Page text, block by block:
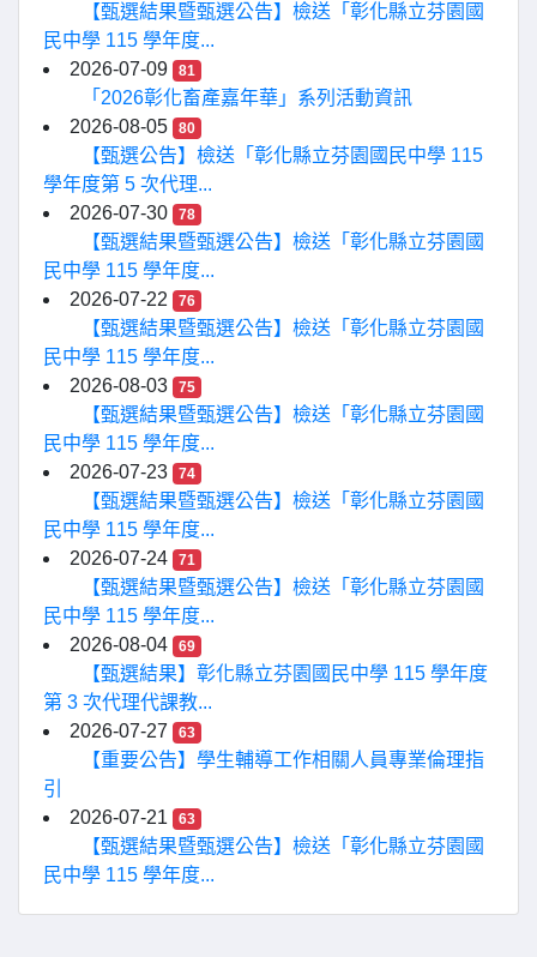
【甄選結果暨甄選公告】檢送「彰化縣立芬園國
民中學 115 學年度...
2026-07-09
81
「2026彰化畜產嘉年華」系列活動資訊
2026-08-05
80
【甄選公告】檢送「彰化縣立芬園國民中學 115
學年度第 5 次代理...
2026-07-30
78
【甄選結果暨甄選公告】檢送「彰化縣立芬園國
民中學 115 學年度...
2026-07-22
76
【甄選結果暨甄選公告】檢送「彰化縣立芬園國
民中學 115 學年度...
2026-08-03
75
【甄選結果暨甄選公告】檢送「彰化縣立芬園國
民中學 115 學年度...
2026-07-23
74
【甄選結果暨甄選公告】檢送「彰化縣立芬園國
民中學 115 學年度...
2026-07-24
71
【甄選結果暨甄選公告】檢送「彰化縣立芬園國
民中學 115 學年度...
2026-08-04
69
【甄選結果】彰化縣立芬園國民中學 115 學年度
第 3 次代理代課教...
2026-07-27
63
【重要公告】學生輔導工作相關人員專業倫理指
引
2026-07-21
63
【甄選結果暨甄選公告】檢送「彰化縣立芬園國
民中學 115 學年度...